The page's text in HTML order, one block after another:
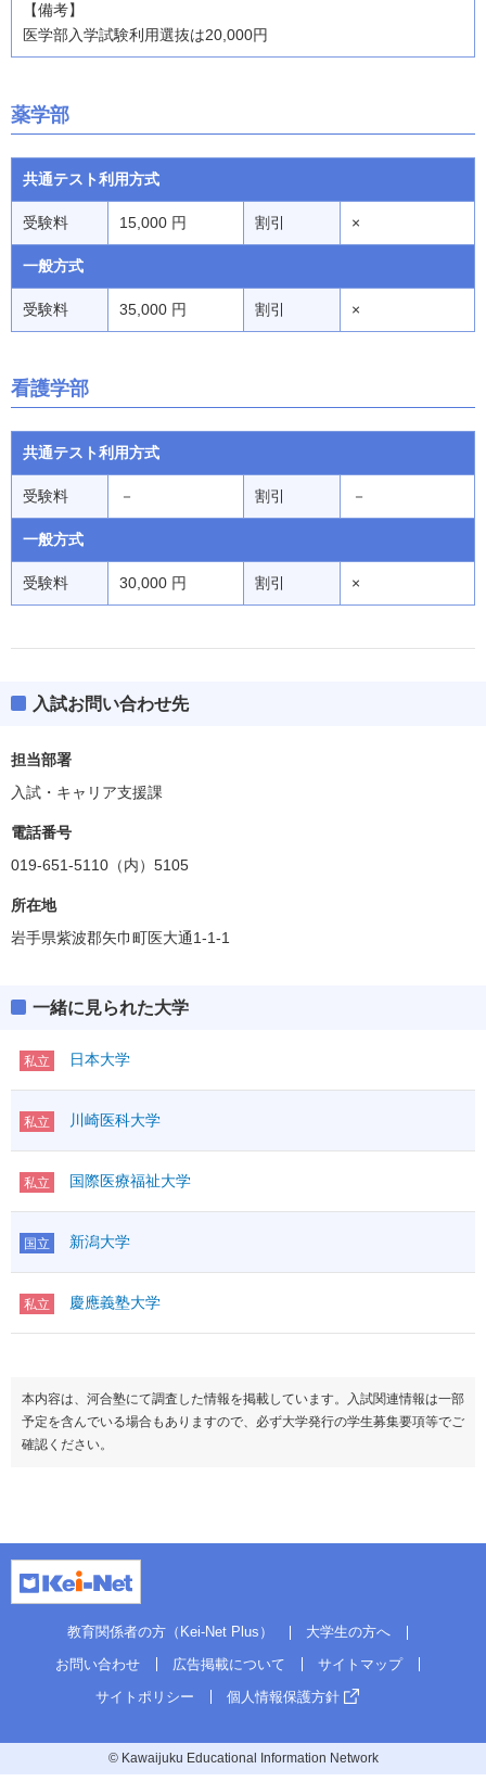
【備考】
医学部入学試験利用選抜は20,000円
薬学部
共通テスト利用方式
受験料 15,000 円 割引 ×
一般方式
受験料 35,000 円 割引 ×
看護学部
共通テスト利用方式
受験料 － 割引 －
一般方式
受験料 30,000 円 割引 ×
入試お問い合わせ先
担当部署
入試・キャリア支援課
電話番号
019-651-5110（内）5105
所在地
岩手県紫波郡矢巾町医大通1-1-1
一緒に見られた大学
私立 日本大学
私立 川崎医科大学
私立 国際医療福祉大学
国立 新潟大学
私立 慶應義塾大学
本内容は、河合塾にて調査した情報を掲載しています。入試関連情報は一部
予定を含んでいる場合もありますので、必ず大学発行の学生募集要項等でご
確認ください。
教育関係者の方（Kei-Net Plus）
大学生の方へ
お問い合わせ
広告掲載について
サイトマップ
サイトポリシー
個人情報保護方針
© Kawaijuku Educational Information Network